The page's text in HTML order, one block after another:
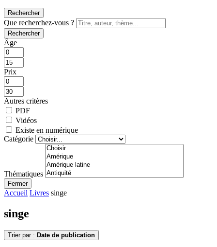
Rechercher
Que recherchez-vous ?
Rechercher
Âge
Prix
Autres critères
PDF
Vidéos
Existe en numérique
Catégorie
Thématiques
Fermer
Accueil Livres singe
singe
Trier par : Date de publication